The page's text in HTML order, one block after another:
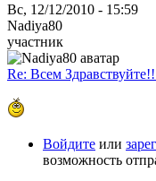
Вс, 12/12/2010 - 15:59
Nadiya80
участник
Re: Всем
Войдите или
возможность